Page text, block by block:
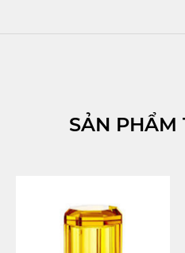
SẢN PHẨM